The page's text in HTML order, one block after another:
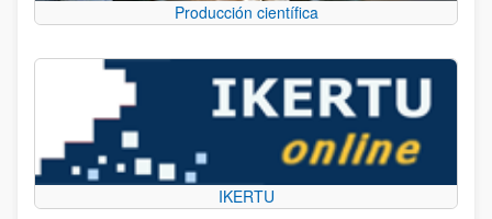
Producción científica
IKERTU